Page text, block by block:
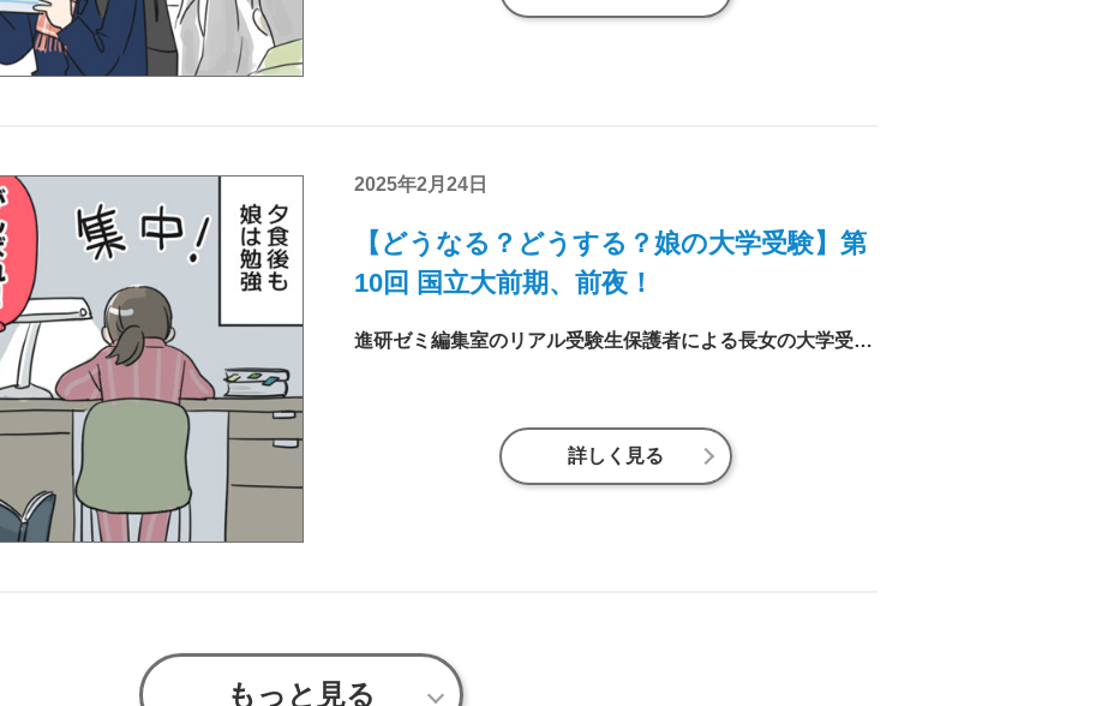
2025年2月24日
【どうなる？どうする？娘の大学受験】第
10回 国立大前期、前夜！
進研ゼミ編集室のリアル受験生保護者による長女の大学受験ドキュメント。いよいよあと1日で、第1志望の国立大前期日程！前泊先のホテルでの緊張と決意の試験前夜の様子やいかに……。
詳しく見る